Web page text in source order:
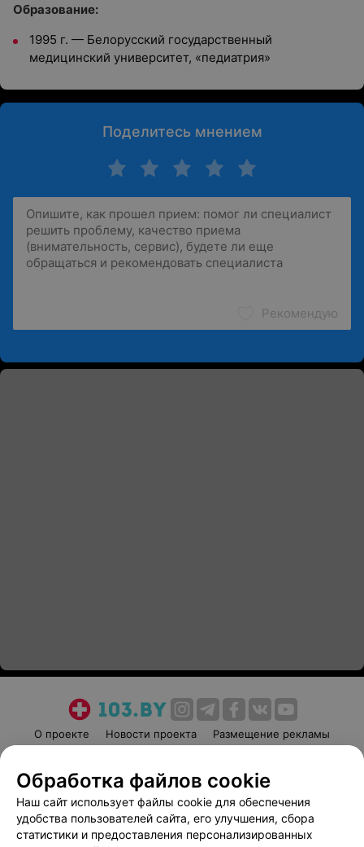
Образование:
1995 г. — Белорусский государственный
медицинский университет, «педиатрия»
Поделитесь мнением
Рекомендую
О проекте Новости проекта
Размещение рекламы
Пользовательское соглашение
Способы оплаты
Вакансии
Партнеры
Написать руководителю 103.by
Обработка файлов cookie
Наш сайт использует файлы cookie для обеспечения
удобства пользователей сайта, его улучшения, сбора
статистики и предоставления персонализированных